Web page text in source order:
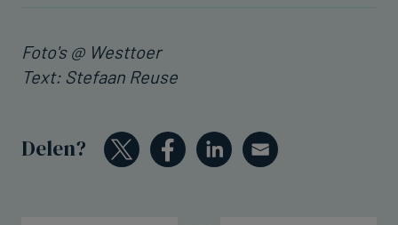
Foto's @ Westtoer
Text: Stefaan Reuse
Delen?